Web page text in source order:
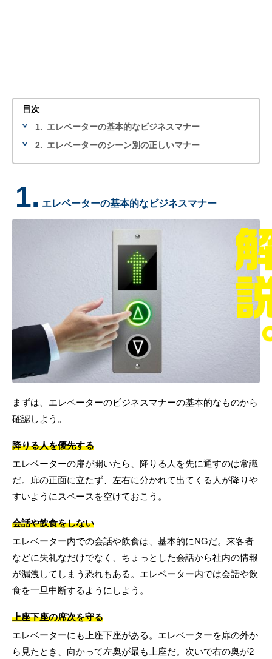
目次
1. エレベーターの基本的なビジネスマナー
2. エレベーターのシーン別の正しいマナー
1. エレベーターの基本的なビジネスマナー
まずは、エレベーターのビジネスマナーの基本的なものから
確認しよう。
降りる人を優先する
エレベーターの扉が開いたら、降りる人を先に通すのは常識
だ。扉の正面に立たず、左右に分かれて出てくる人が降りや
すいようにスペースを空けておこう。
会話や飲食をしない
エレベーター内での会話や飲食は、基本的にNGだ。来客者
などに失礼なだけでなく、ちょっとした会話から社内の情報
が漏洩してしまう恐れもある。エレベーター内では会話や飲
食を一旦中断するようにしよう。
上座下座の席次を守る
エレベーターにも上座下座がある。エレベーターを扉の外か
ら見たとき、向かって左奥が最も上座だ。次いで右の奥が2